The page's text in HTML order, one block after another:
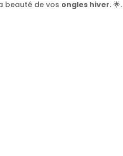
beauté de vos ongles hiver. 🌟.